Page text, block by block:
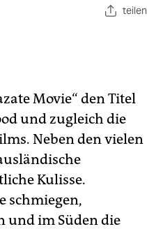
teilen
Movie“ den Titel
und zugleich die
Neben den vielen
Kulisse.
schmiegen,
und im Süden die